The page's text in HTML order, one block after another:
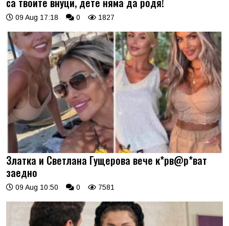
09 Aug 17:18 0 1827
Златка и Светлана Гущерова вече к*рв@р*ват
заедно
09 Aug 10:50 0 7581